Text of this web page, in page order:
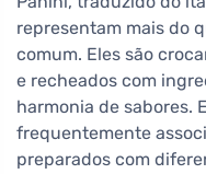
representam mais do
comum. Eles são
e recheados com
harmonia de sabores.
frequentemente
preparados com